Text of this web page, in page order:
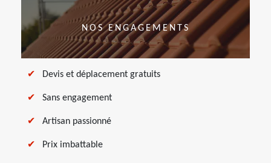
NOS ENGAGEMENTS
Devis et déplacement gratuits
Sans engagement
Artisan passionné
Prix imbattable